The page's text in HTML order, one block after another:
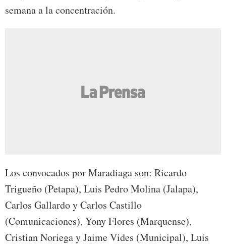
semana a la concentración.
Los convocados por Maradiaga son: Ricardo
Trigueño (Petapa), Luis Pedro Molina (Jalapa),
Carlos Gallardo y Carlos Castillo
(Comunicaciones), Yony Flores (Marquense),
Cristian Noriega y Jaime Vides (Municipal), Luis